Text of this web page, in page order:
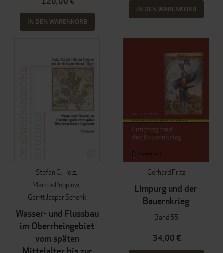
IN DEN WARENKORB
IN DEN WARENKORB
Stefan G. Holz
Marcus Popplow
Gerrit Jasper Schenk
Wasser- und Flussbau
im Oberrheingebiet
vom späten
Mittelalter bis zur
Gerhard Fritz
Limpurg und der
Bauernkrieg
Band 55
34,00 €